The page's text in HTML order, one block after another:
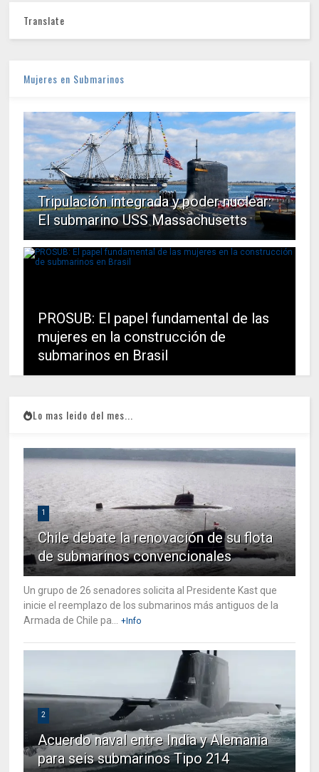
Translate
Mujeres en Submarinos
Tripulación integrada y poder nuclear:
El submarino USS Massachusetts
PROSUB: El papel fundamental de las
mujeres en la construcción de
submarinos en Brasil
Lo mas leido del mes...
1
Chile debate la renovación de su flota
de submarinos convencionales
Un grupo de 26 senadores solicita al Presidente Kast que
inicie el reemplazo de los submarinos más antiguos de la
Armada de Chile pa...
+Info
2
Acuerdo naval entre India y Alemania
para seis submarinos Tipo 214